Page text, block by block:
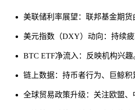
美联储利率展望：联邦基金期货
美元指数（DXY）动向：持续疲
BTC ETF净流入：反映机构兴趣
链上数据：持币者行为、巨鲸积
全球贸易政策升级：关注欧盟、